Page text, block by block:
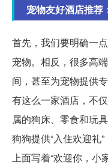
宠物友好酒店推荐
首先，我们要明确一
宠物。相反，很多高
间，甚至为宠物提供
有这么一家酒店，不
属的狗床、零食和玩
狗狗提供“入住欢迎礼
上面写着“欢迎你，小